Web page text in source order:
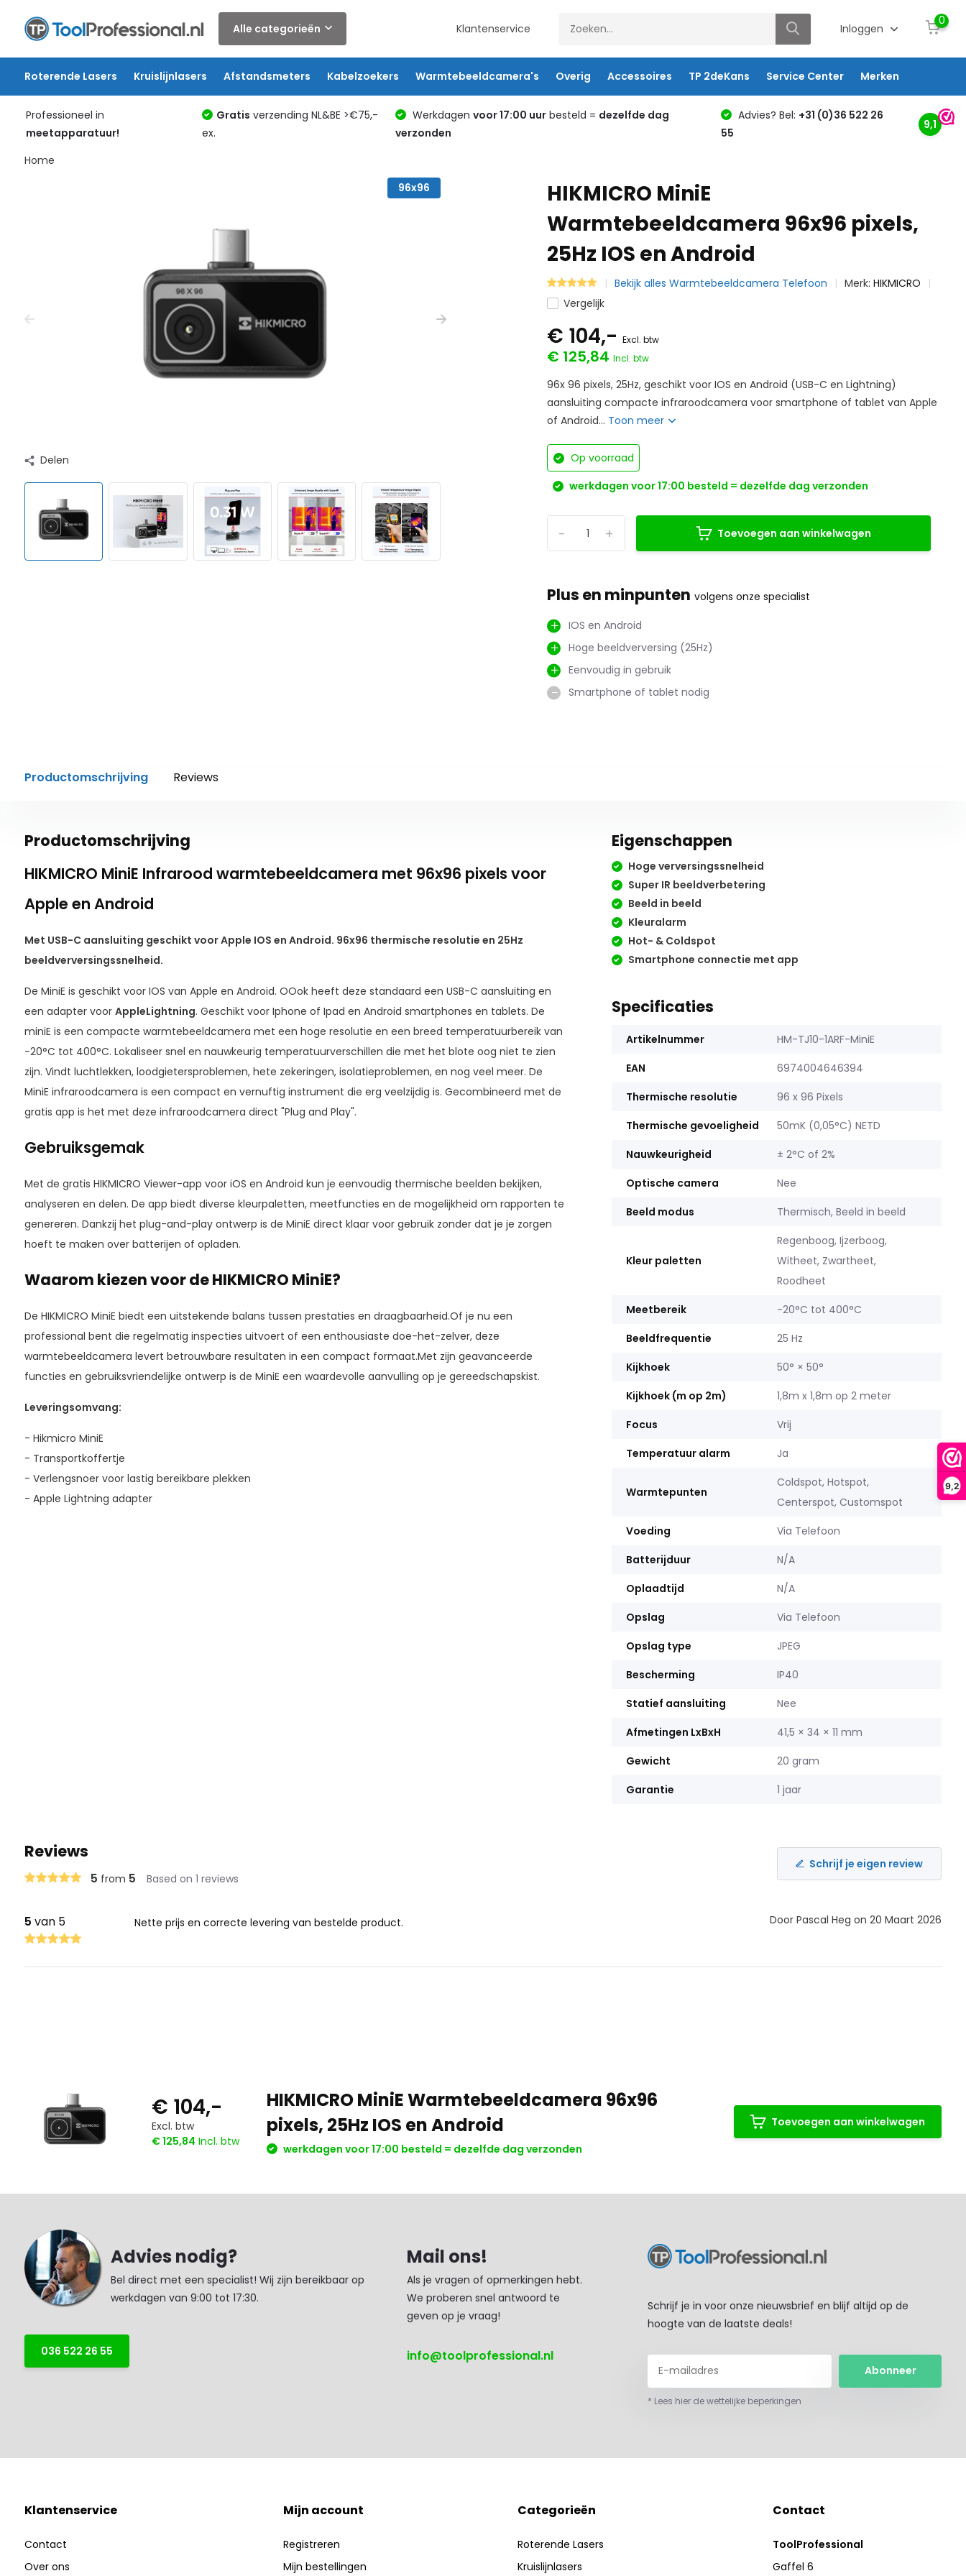
9,2
Alle categorieën Klantenservice Inloggen
0
Roterende Lasers Kruislijnlasers Afstandsmeters Kabelzoekers Warmtebeeldcamera's Overig Accessoires TP 2deKans Service Center Merken
Professioneel in
meetapparatuur!
Gratis verzending NL&BE >€75,-
ex.
Werkdagen voor 17:00 uurbesteld = dezelfde dag
verzonden
Advies? Bel: +31 (0)36 522 26
55
9,1
Home
96x96
Delen
HIKMICRO MiniE
Warmtebeeldcamera 96x96 pixels,
25Hz IOS en Android
Bekijk alles Warmtebeeldcamera Telefoon Merk:HIKMICRO
Vergelijk
€ 104,-Excl. btw
€ 125,84Incl. btw
96x 96 pixels, 25Hz, geschikt voor IOS en Android (USB-C en Lightning)
aansluiting compacte infraroodcamera voor smartphone of tablet van Apple
of Android... Toon meer
Op voorraad
werkdagen voor 17:00 besteld = dezelfde dag verzonden
+
- Toevoegen aan winkelwagen
Plus en minpunten volgens onze specialist
IOS en Android
Hoge beeldverversing (25Hz)
Eenvoudig in gebruik
Smartphone of tablet nodig
Productomschrijving Reviews
Productomschrijving
HIKMICRO MiniE Infrarood warmtebeeldcamera met 96x96 pixels voor
Apple en Android
Met USB-C aansluiting geschikt voor Apple IOS en Android. 96x96 thermische resolutie en 25Hz
beeldverversingssnelheid.
De MiniE is geschikt voor IOS van Apple en Android. OOok heeft deze standaard een USB-C aansluiting en
een adapter voor AppleLightning. Geschikt voor Iphone of Ipad en Android smartphones en tablets. De
miniE is een compacte warmtebeeldcamera met een hoge resolutie en een breed temperatuurbereik van
-20°C tot 400°C. Lokaliseer snel en nauwkeurig temperatuurverschillen die met het blote oog niet te zien
zijn. Vindt luchtlekken, loodgietersproblemen, hete zekeringen, isolatieproblemen, en nog veel meer. De
MiniE infraroodcamera is een compact en vernuftig instrument die erg veelzijdig is. Gecombineerd met de
gratis app is het met deze infraroodcamera direct "Plug and Play".
Gebruiksgemak
Met de gratis HIKMICRO Viewer-app voor iOS en Android kun je eenvoudig thermische beelden bekijken,
analyseren en delen. De app biedt diverse kleurpaletten, meetfuncties en de mogelijkheid om rapporten te
genereren. Dankzij het plug-and-play ontwerp is de MiniE direct klaar voor gebruik zonder dat je je zorgen
hoeft te maken over batterijen of opladen.
Waarom kiezen voor de HIKMICRO MiniE?
De HIKMICRO MiniE biedt een uitstekende balans tussen prestaties en draagbaarheid.Of je nu een
professional bent die regelmatig inspecties uitvoert of een enthousiaste doe-het-zelver, deze
warmtebeeldcamera levert betrouwbare resultaten in een compact formaat.Met zijn geavanceerde
functies en gebruiksvriendelijke ontwerp is de MiniE een waardevolle aanvulling op je gereedschapskist.
Leveringsomvang:
- Hikmicro MiniE
- Transportkoffertje
- Verlengsnoer voor lastig bereikbare plekken
- Apple Lightning adapter
Eigenschappen
Hoge verversingssnelheid
Super IR beeldverbetering
Beeld in beeld
Kleuralarm
Hot- & Coldspot
Smartphone connectie met app
Specificaties
Artikelnummer
HM-TJ10-1ARF-MiniE
EAN
6974004646394
Thermische resolutie
96 x 96 Pixels
Thermische gevoeligheid
50mK (0,05°C) NETD
Nauwkeurigheid
± 2°C of 2%
Optische camera
Nee
Beeld modus
Thermisch, Beeld in beeld
Kleur paletten
Regenboog, Ijzerboog,
Witheet, Zwartheet,
Roodheet
Meetbereik
-20°C tot 400°C
Beeldfrequentie
25 Hz
Kijkhoek
50° × 50°
Kijkhoek (m op 2m)
1,8m x 1,8m op 2 meter
Focus
Vrij
Temperatuur alarm
Ja
Warmtepunten
Coldspot, Hotspot,
Centerspot, Customspot
Voeding
Via Telefoon
Batterijduur
N/A
Oplaadtijd
N/A
Opslag
Via Telefoon
Opslag type
JPEG
Bescherming
IP40
Statief aansluiting
Nee
Afmetingen LxBxH
41,5 × 34 × 11 mm
Gewicht
20 gram
Garantie
1 jaar
Reviews
5 from 5 Based on 1 reviews
Schrijf je eigen review
5 van 5 Nette prijs en correcte levering van bestelde product. Door Pascal Heg on 20 Maart 2026
€ 104,-
Excl. btw
€ 125,84 Incl. btw
HIKMICRO MiniE Warmtebeeldcamera 96x96
pixels, 25Hz IOS en Android
werkdagen voor 17:00 besteld = dezelfde dag verzonden
Toevoegen aan winkelwagen
Advies nodig?
Bel direct met een specialist! Wij zijn bereikbaar op
werkdagen van 9:00 tot 17:30.
036 522 26 55
Mail ons!
Als je vragen of opmerkingen hebt.
We proberen snel antwoord te
geven op je vraag!
info@toolprofessional.nl
Schrijf je in voor onze nieuwsbrief en blijf altijd op de
hoogte van de laatste deals!
Abonneer
* Lees hier de wettelijke beperkingen
Klantenservice
Contact
Over ons
Mijn account
Registreren
Mijn bestellingen
Categorieën
Roterende Lasers
Kruislijnlasers
Contact
ToolProfessional
Gaffel 6